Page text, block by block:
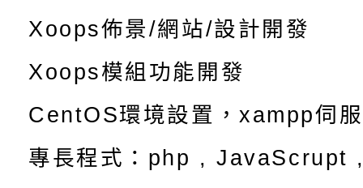
Xoops佈景/網站/設計開發
Xoops模組功能開發
CentOS環境設置，xampp伺
專長程式：php , JavaScrupt